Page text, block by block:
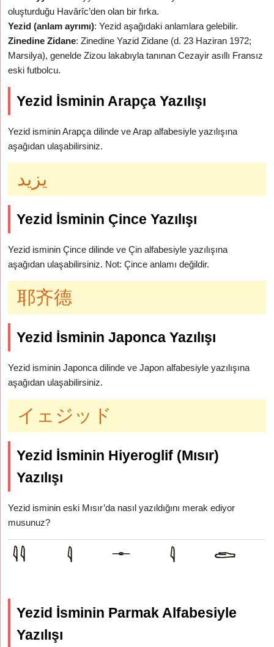
oluşturduğu Havârîc’den olan bir fırka.
Yezid (anlam ayrımı): Yezid aşağıdaki anlamlara gelebilir.
Zinedine Zidane: Zinedine Yazid Zidane (d. 23 Haziran 1972;
Marsilya), genelde Zizou lakabıyla tanınan Cezayir asıllı Fransız
eski futbolcu.
Yezid İsminin Arapça Yazılışı
Yezid isminin Arapça dilinde ve Arap alfabesiyle yazılışına
aşağıdan ulaşabilirsiniz.
يزيد
Yezid İsminin Çince Yazılışı
Yezid isminin Çince dilinde ve Çin alfabesiyle yazılışına
aşağıdan ulaşabilirsiniz. Not: Çince anlamı değildir.
耶齐德
Yezid İsminin Japonca Yazılışı
Yezid isminin Japonca dilinde ve Japon alfabesiyle yazılışına
aşağıdan ulaşabilirsiniz.
イェジッド
Yezid İsminin Hiyeroglif (Mısır)
Yazılışı
Yezid isminin eski Mısır’da nasıl yazıldığını merak ediyor
musunuz?
Yezid İsminin Parmak Alfabesiyle
Yazılışı